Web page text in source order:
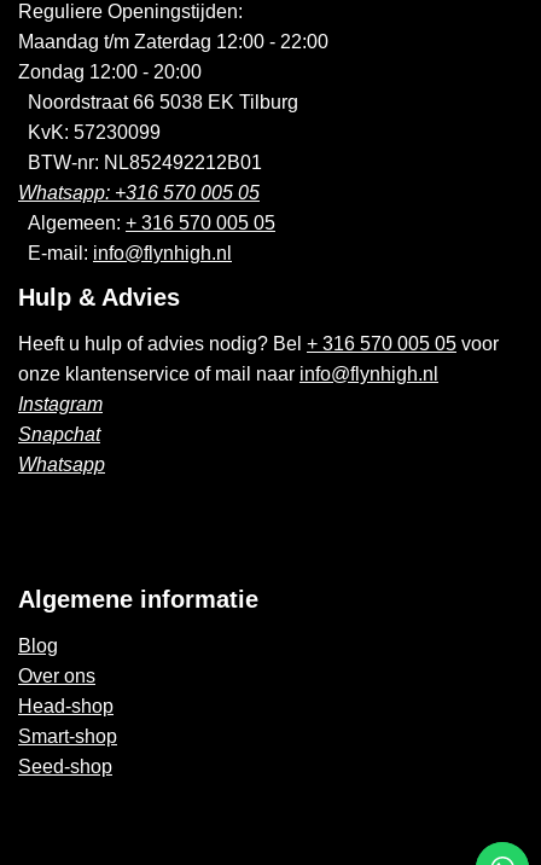
Reguliere Openingstijden:
Maandag t/m Zaterdag 12:00 - 22:00
Zondag 12:00 - 20:00
Noordstraat 66 5038 EK Tilburg
KvK: 57230099
BTW-nr: NL852492212B01
Whatsapp: +316 570 005 05
Algemeen: + 316 570 005 05
E-mail: info@flynhigh.nl
Hulp & Advies
Heeft u hulp of advies nodig? Bel + 316 570 005 05 voor
onze klantenservice of mail naar info@flynhigh.nl
Instagram
Snapchat
Whatsapp
Algemene informatie
Blog
Over ons
Head-shop
Smart-shop
Seed-shop